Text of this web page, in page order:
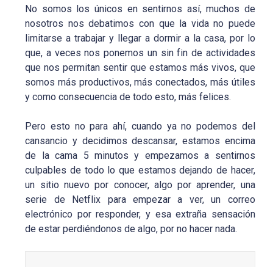
No somos los únicos en sentirnos así, muchos de
nosotros nos debatimos con que la vida no puede
limitarse a trabajar y llegar a dormir a la casa, por lo
que, a veces nos ponemos un sin fin de actividades
que nos permitan sentir que estamos más vivos, que
somos más productivos, más conectados, más útiles
y como consecuencia de todo esto, más felices.
Pero esto no para ahí, cuando ya no podemos del
cansancio y decidimos descansar, estamos encima
de la cama 5 minutos y empezamos a sentirnos
culpables de todo lo que estamos dejando de hacer,
un sitio nuevo por conocer, algo por aprender, una
serie de Netflix para empezar a ver, un correo
electrónico por responder, y esa extraña sensación
de estar perdiéndonos de algo, por no hacer nada.